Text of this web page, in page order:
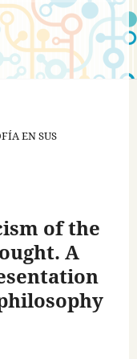
EN SUS
of the
A